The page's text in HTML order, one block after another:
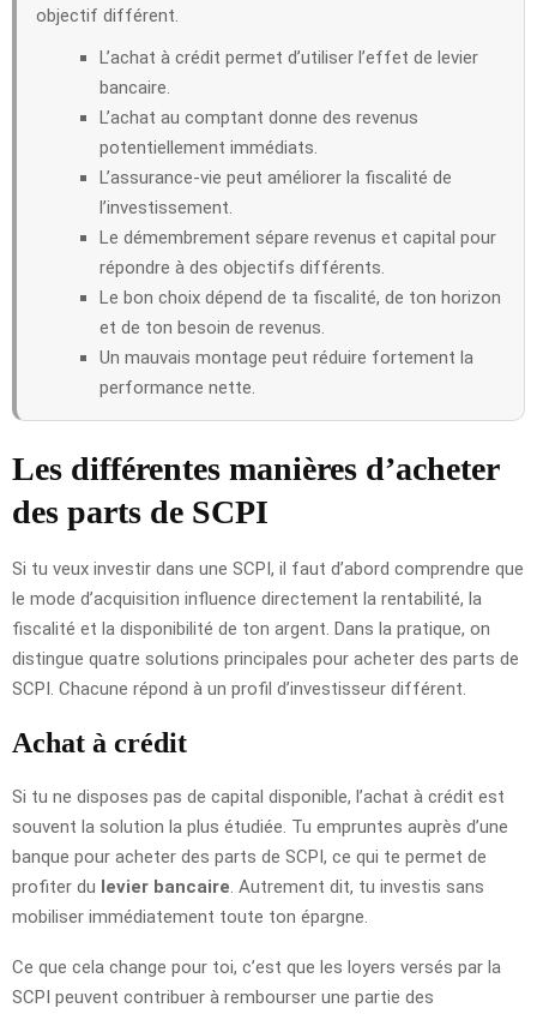
objectif différent.
L’achat à crédit permet d’utiliser l’effet de levier
bancaire.
L’achat au comptant donne des revenus
potentiellement immédiats.
L’assurance-vie peut améliorer la fiscalité de
l’investissement.
Le démembrement sépare revenus et capital pour
répondre à des objectifs différents.
Le bon choix dépend de ta fiscalité, de ton horizon
et de ton besoin de revenus.
Un mauvais montage peut réduire fortement la
performance nette.
Les différentes manières d’acheter
des parts de SCPI
Si tu veux investir dans une SCPI, il faut d’abord comprendre que
le mode d’acquisition influence directement la rentabilité, la
fiscalité et la disponibilité de ton argent. Dans la pratique, on
distingue quatre solutions principales pour acheter des parts de
SCPI. Chacune répond à un profil d’investisseur différent.
Achat à crédit
Si tu ne disposes pas de capital disponible, l’achat à crédit est
souvent la solution la plus étudiée. Tu empruntes auprès d’une
banque pour acheter des parts de SCPI, ce qui te permet de
profiter du levier bancaire . Autrement dit, tu investis sans
mobiliser immédiatement toute ton épargne.
Ce que cela change pour toi, c’est que les loyers versés par la
SCPI peuvent contribuer à rembourser une partie des